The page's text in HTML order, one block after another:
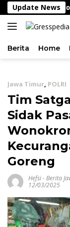
Langsung
ke
konten
Update News
Kapolres
Berita Home
Jawa Timur, POLRI
Tim
Sidak
Goreng
Hefsi-Berita
12/03/2025